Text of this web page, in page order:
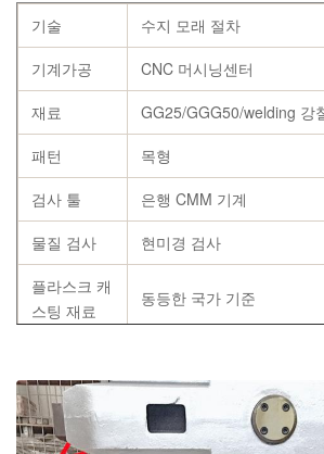
기술
수지 모래 절차
기계가공
CNC 머시닝센터
재료
GG25/GGG50/welding 강
패턴
목형
검사 툴
은행 CMM 기계
물질 검사
현미경 검사
플라스크 캐
스팅 재료
동등한 국가 기준
성
상술 고객의 요구조건에 따라서